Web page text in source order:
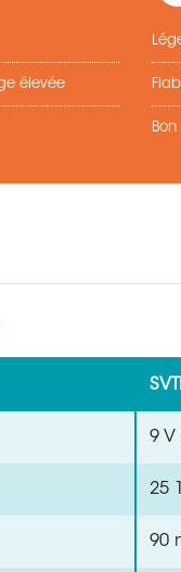
élevée
9 V
25
90